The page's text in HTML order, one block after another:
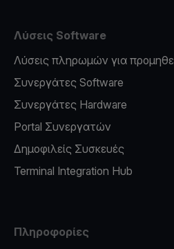
Λύσεις Software
Λύσεις πληρωμών για
Συνεργάτες Software
Συνεργάτες Hardware
Portal Συνεργατών
Δημοφιλείς Συσκευές
Terminal Integration Hub
Πληροφορίες